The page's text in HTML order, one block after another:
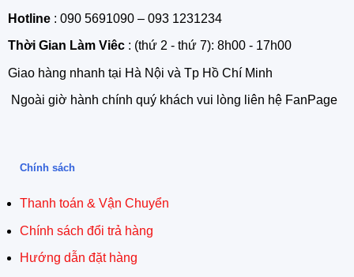
Hotline: 090 5691090 – 093 1231234
Thời Gian Làm Viêc: (thứ 2 - thứ 7): 8h00 - 17h00
Giao hàng nhanh tại Hà Nội và Tp Hồ Chí Minh
Ngoài giờ hành chính quý khách vui lòng liên hệ FanPage
Chính sách
Thanh toán & Vận Chuyển
Chính sách đổi trả hàng
Hướng dẫn đặt hàng